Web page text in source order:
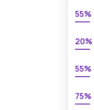
55%
20%
55%
75%